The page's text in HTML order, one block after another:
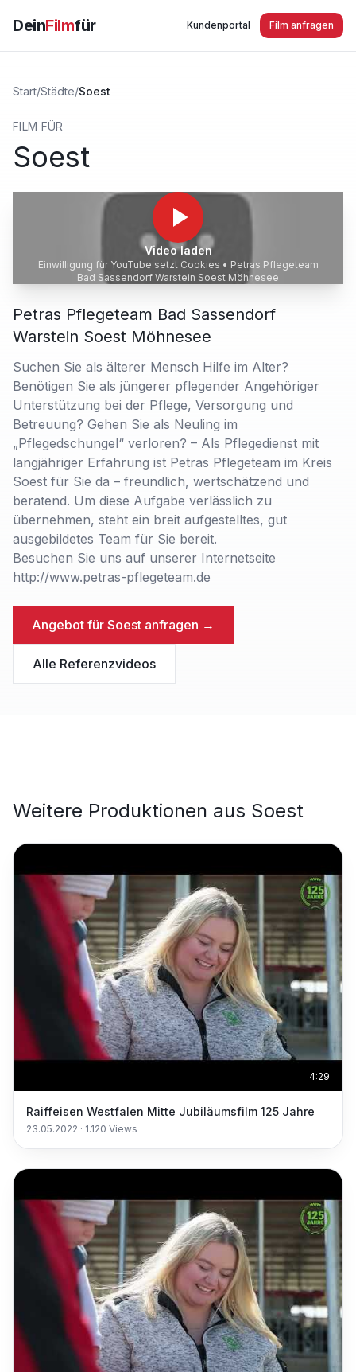
DeinFilmfür Kundenportal Film anfragen
Start/Städte/Soest
FILM FÜR
Soest
Video laden
Einwilligung für YouTube setzt Cookies • Petras Pflegeteam
Bad Sassendorf Warstein Soest Möhnesee
Petras Pflegeteam Bad Sassendorf
Warstein Soest Möhnesee
Suchen Sie als älterer Mensch Hilfe im Alter?
Benötigen Sie als jüngerer pflegender Angehöriger
Unterstützung bei der Pflege, Versorgung und
Betreuung? Gehen Sie als Neuling im
„Pflegedschungel“ verloren? – Als Pflegedienst mit
langjähriger Erfahrung ist Petras Pflegeteam im Kreis
Soest für Sie da – freundlich, wertschätzend und
beratend. Um diese Aufgabe verlässlich zu
übernehmen, steht ein breit aufgestelltes, gut
ausgebildetes Team für Sie bereit.
Besuchen Sie uns auf unserer Internetseite
http://www.petras-pflegeteam.de
Angebot für Soest anfragen →
Alle Referenzvideos
Weitere Produktionen aus Soest
4:29
Raiffeisen Westfalen Mitte Jubiläumsfilm 125 Jahre
23.05.2022 · 1.120 Views